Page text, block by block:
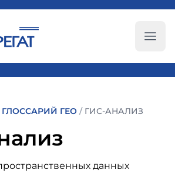
ГЛОССАРИЙ ГЕО / ГИС-АНАЛИЗ
данных